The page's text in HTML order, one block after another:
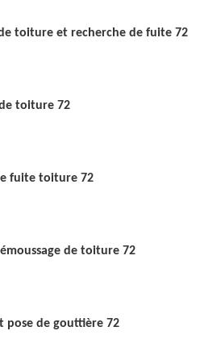
toiture et recherche de fuite 72
toiture 72
fuite toiture 72
de toiture 72
pose de gouttière 72